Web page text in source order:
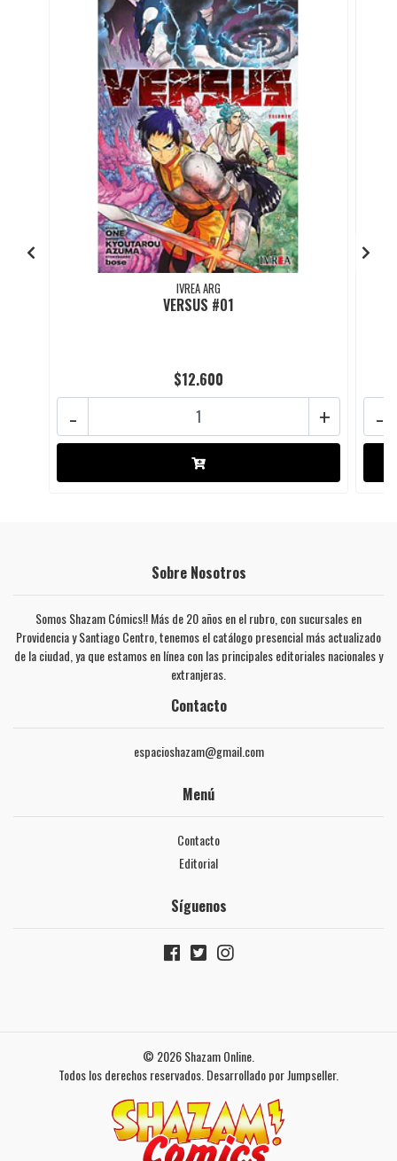
IVREA ARG
VERSUS #01
$12.600
+
- -
Sobre Nosotros
Somos Shazam Cómics!! Más de 20 años en el rubro, con sucursales en
Providencia y Santiago Centro, tenemos el catálogo presencial más actualizado
de la ciudad, ya que estamos en línea con las principales editoriales nacionales y
extranjeras.
Contacto
espacioshazam@gmail.com
Menú
Contacto
Editorial
Síguenos
© 2026 Shazam Online.
Todos los derechos reservados.Desarrollado por Jumpseller.